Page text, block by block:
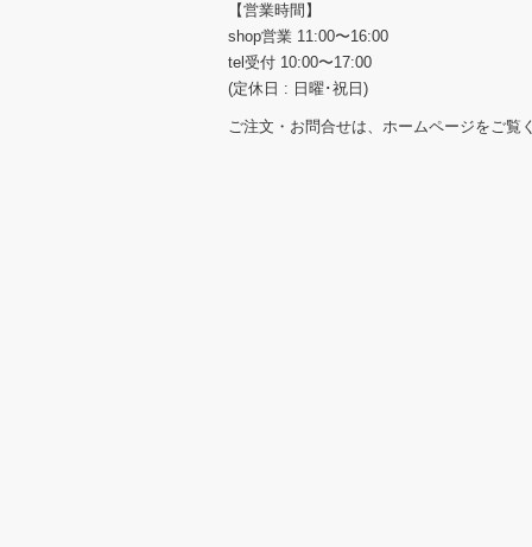
【営業時間】
shop営業 11:00〜16:00
tel受付 10:00〜17:00
(定休日 : 日曜･祝日)
ご注文・お問合せは、ホームページをご覧